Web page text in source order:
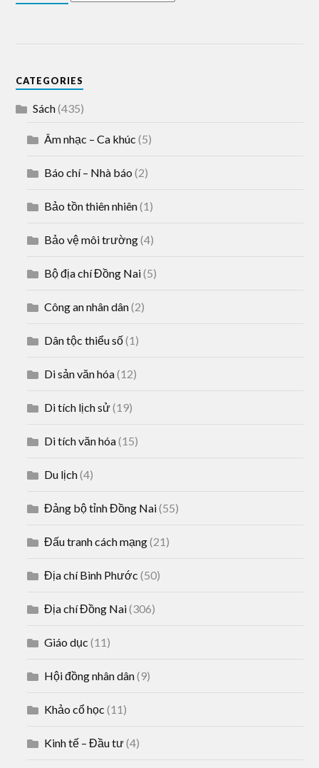
CATEGORIES
Sách(435)
Âm nhạc – Ca khúc (5)
Báo chí – Nhà báo (2)
Bảo tồn thiên nhiên(1)
Bảo vệ môi trường(4)
Bộ địa chí Đồng Nai(5)
Công an nhân dân(2)
Dân tộc thiểu số(1)
Di sản văn hóa(12)
Di tích lịch sử(19)
Di tích văn hóa(15)
Du lịch(4)
Đảng bộ tỉnh Đồng Nai(55)
Đấu tranh cách mạng(21)
Địa chí Bình Phước (50)
Địa chí Đồng Nai(306)
Giáo dục (11)
Hội đồng nhân dân(9)
Khảo cổ học (11)
Kinh tế – Đầu tư(4)